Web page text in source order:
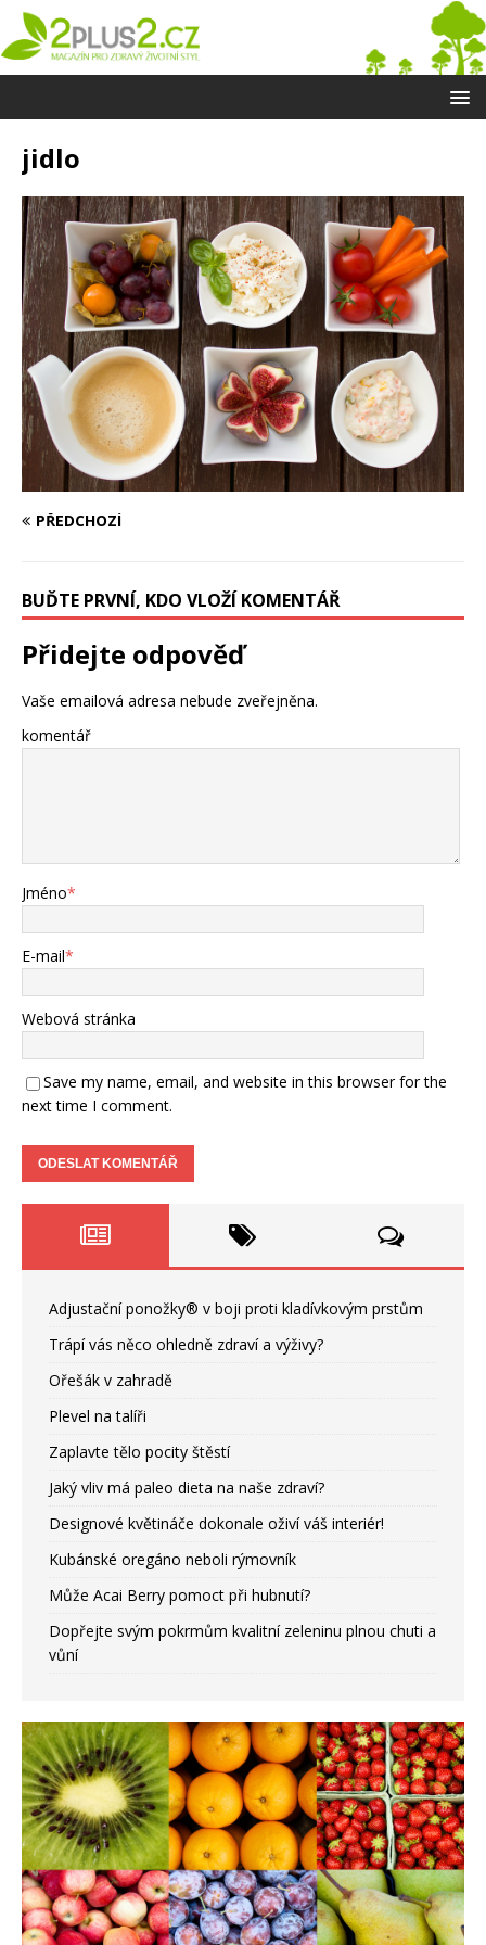
jidlo
PŘEDCHOZÍ
BUĎTE PRVNÍ, KDO VLOŽÍ KOMENTÁŘ
Přidejte odpověď
Vaše emailová adresa nebude zveřejněna.
komentář
Jméno*
E-mail*
Webová stránka
Save my name, email, and website in this browser for the
next time I comment.
Adjustační ponožky® v boji proti kladívkovým prstům
Trápí vás něco ohledně zdraví a výživy?
Ořešák v zahradě
Plevel na talíři
Zaplavte tělo pocity štěstí
Jaký vliv má paleo dieta na naše zdraví?
Designové květináče dokonale oživí váš interiér!
Kubánské oregáno neboli rýmovník
Může Acai Berry pomoct při hubnutí?
Dopřejte svým pokrmům kvalitní zeleninu plnou chuti a
vůní